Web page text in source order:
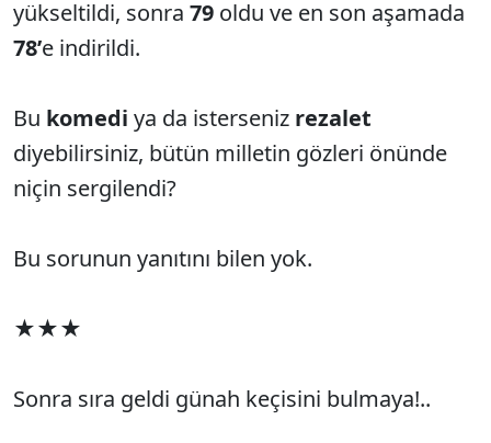
yükseltildi, sonra 79 oldu ve en son aşamada
78’e indirildi.
Bu komedi ya da isterseniz rezalet
diyebilirsiniz, bütün milletin gözleri önünde
niçin sergilendi?
Bu sorunun yanıtını bilen yok.
★★★
Sonra sıra geldi günah keçisini bulmaya!..